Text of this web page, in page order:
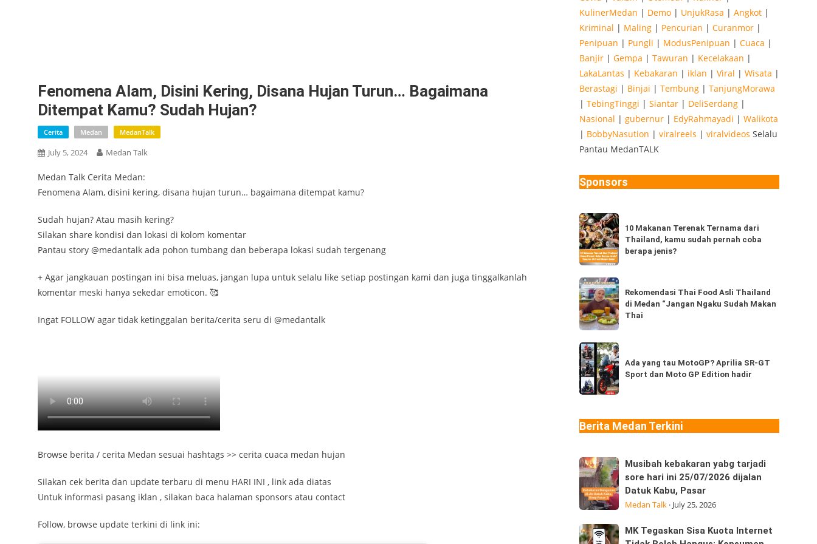
Fenomena Alam, Disini Kering, Disana Hujan Turun… Bagaimana
Ditempat Kamu? Sudah Hujan?
Cerita Medan MedanTalk
July 5, 2024 Medan Talk
Medan Talk Cerita Medan:
Fenomena Alam, disini kering, disana hujan turun… bagaimana ditempat kamu?
Sudah hujan? Atau masih kering?
Silakan share kondisi dan lokasi di kolom komentar
Pantau story @medantalk ada pohon tumbang dan beberapa lokasi sudah tergenang
+ Agar jangkauan postingan ini bisa meluas, jangan lupa untuk selalu like setiap postingan kami dan juga tinggalkanlah
komentar meski hanya sekedar emoticon. 🥰
Ingat FOLLOW agar tidak ketinggalan berita/cerita seru di @medantalk
Browse berita / cerita Medan sesuai hashtags >> cerita cuaca medan hujan
Silakan cek berita dan update terbaru di menu HARI INI , link ada diatas
Untuk informasi pasang iklan , silakan baca halaman sponsors atau contact
Follow, browse update terkini di link ini:
KulinerMedan | Demo| UnjukRasa | Angkot|
Kriminal | Maling| Pencurian | Curanmor|
Penipuan | Pungli | ModusPenipuan | Cuaca |
Banjir| Gempa | Tawuran | Kecelakaan |
LakaLantas | Kebakaran | iklan | Viral | Wisata |
Berastagi | Binjai | Tembung| TanjungMorawa
| TebingTinggi | Siantar| DeliSerdang|
Nasional | gubernur| EdyRahmayadi | Walikota
| BobbyNasution | viralreels | viralvideos Selalu
Pantau MedanTALK
Sponsors
10
Makanan
Terenak
Ternama
dari
Thailand,
kamu
sudah
coba
berapa
jenis?
10 Makanan Terenak Ternama dari
Thailand, kamu sudah pernah coba
berapa jenis?
Rekomendasi
Thai
Food
Asli
Thailand
di
Medan
“Jangan
Sudah
Makan
Rekomendasi Thai Food Asli Thailand
di Medan “Jangan Ngaku Sudah Makan
Thai
Ada
yang
tau
MotoGP?
SR-
GT
dan
Moto
GP
Edition
hadir
Ada yang tau MotoGP? Aprilia SR-GT
Sport dan Moto GP Edition hadir
Berita Medan Terkini
Musibah
kebakaran
yabg
tarjadi
sore
hari
Musibah kebakaran yabg tarjadi
sore hari ini 25/07/2026 dijalan
Datuk Kabu, Pasar
Medan Talk· July 25, 2026
MK
MK Tegaskan Sisa Kuota Internet